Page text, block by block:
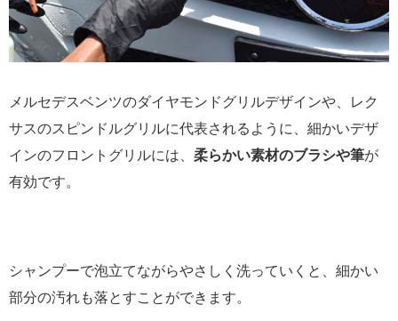
メルセデスベンツのダイヤモンドグリルデザインや、レク
サスのスピンドルグリルに代表されるように、細かいデザ
インのフロントグリルには、 柔らかい素材のブラシや筆が
有効です。
シャンプーで泡立てながらやさしく洗っていくと、細かい
部分の汚れも落とすことができます。